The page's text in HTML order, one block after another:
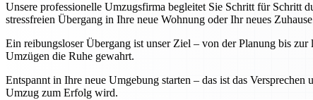
Unsere professionelle Umzugsfirma begleitet Sie Schritt für Schritt
stressfreien Übergang in Ihre neue Wohnung oder Ihr neues
Ein reibungsloser Übergang ist unser Ziel – von der Planung bis
Umzügen die Ruhe gewahrt.
Entspannt in Ihre neue Umgebung starten – das ist das
Umzug zum Erfolg wird.